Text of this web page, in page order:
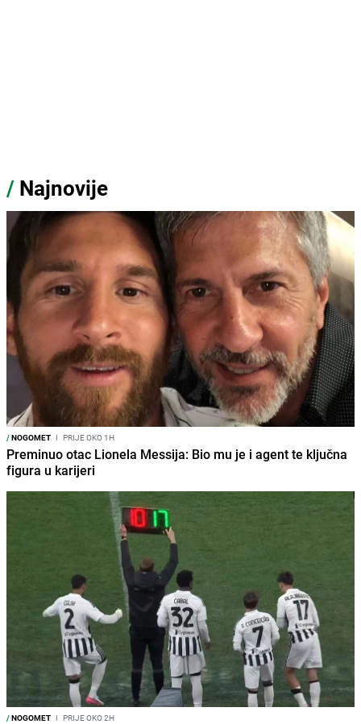
/ Najnovije
/NOGOMET I PRIJE OKO 1H
Preminuo otac Lionela Messija: Bio mu je i agent te ključna
figura u karijeri
/NOGOMET I PRIJE OKO 2H